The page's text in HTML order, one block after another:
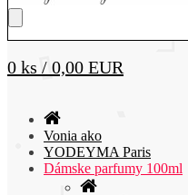
0 ks / 0,00 EUR
Vonia ako
YODEYMA Paris
Dámske parfumy 100ml